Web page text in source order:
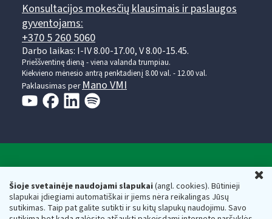
Šioje svetainėje naudojami slapukai(angl. cookies). Būtinieji
slapukai įdiegiami automatiškai ir jiems nėra reikalingas Jūsų
sutikimas. Taip pat galite sutikti ir su kitų slapukų naudojimu. Savo
Konsultacijos mokesčių klausimais ir paslaugos
gyventojams:
+370 5 260 5060
Darbo laikas: I-IV 8.00-17.00, V 8.00-15.45.
Prieššventinę dieną - viena valanda trumpiau.
Kiekvieno mėnesio antrą penktadienį 8.00 val. - 12.00 val.
Paklausimas per Mano VMI
Respublikos finansų ministerijos
Biudžetinė įstaiga. Juridinio asmens kodas — 188659752,
adresas: Vasario 16-osios g. 14, 01107 Vilnius, Lietuva, el.paštas: